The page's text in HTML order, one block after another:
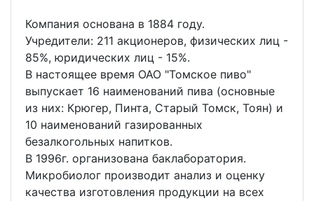
Компания основана в 1884 году.
Учредители: 211 акционеров, физических лиц -
85%, юридических лиц - 15%.
В настоящее время ОАО "Томское пиво"
выпускает 16 наименований пива (основные
из них: Крюгер, Пинта, Старый Томск, Тоян) и
10 наименований газированных
безалкогольных напитков.
В 1996г. организована баклаборатория.
Микробиолог производит анализ и оценку
качества изготовления продукции на всех